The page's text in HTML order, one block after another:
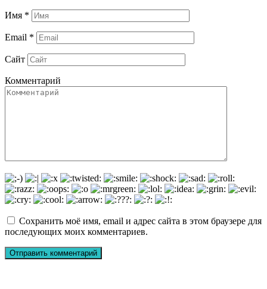
Имя *
Email *
Сайт
Комментарий
Сохранить моё имя, email и адрес сайта в этом браузере для
последующих моих комментариев.